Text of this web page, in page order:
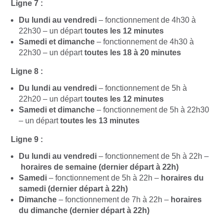
Ligne 7 :
Du lundi au vendredi – fonctionnement de 4h30 à
22h30 – un départtoutes les 12 minutes
Samedi et dimanche – fonctionnement de 4h30 à
22h30 – un départtoutes les 18 à 20 minutes
Ligne 8 :
Du lundi au vendredi – fonctionnement de 5h à
22h20 – un départtoutes les 12 minutes
Samedi et dimanche – fonctionnement de 5h à 22h30
– un départtoutes les 13 minutes
Ligne 9 :
Du lundi au vendredi – fonctionnement de 5h à 22h –
horaires de semaine (dernier départ à 22h)
Samedi – fonctionnement de 5h à 22h – horaires du
samedi (dernier départ à 22h)
Dimanche – fonctionnement de 7h à 22h – horaires
du dimanche (dernier départ à 22h)